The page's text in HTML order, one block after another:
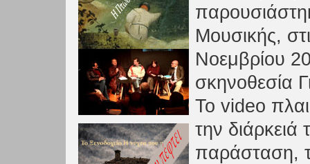
Μουσικής,
Νοεμβρίου
σκηνοθεσία
Το video
την διάρκειά
παράσταση,